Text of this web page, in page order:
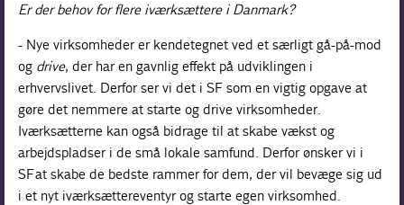
Er der behov for flere iværksættere i Danmark?
- Nye virksomheder er kendetegnet ved et særligt gå-på-mod
og drive, der har en gavnlig effekt på udviklingen i
erhvervslivet. Derfor ser vi det i SF som en vigtig opgave at
gøre det nemmere at starte og drive virksomheder.
Iværksætterne kan også bidrage til at skabe vækst og
arbejdspladser i de små lokale samfund. Derfor ønsker vi i
SF at skabe de bedste rammer for dem, der vil bevæge sig ud
i et nyt iværksættereventyr og starte egen virksomhed.